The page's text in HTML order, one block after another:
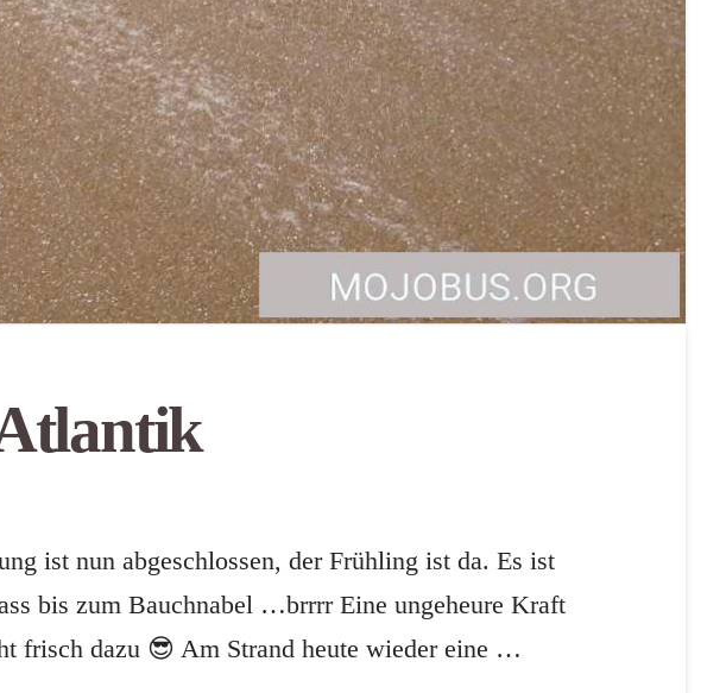
ist nun abgeschlossen, der Frühling ist da. Es ist
bis zum Bauchnabel …brrrr Eine ungeheure Kraft
frisch dazu 😎 Am Strand heute wieder eine …